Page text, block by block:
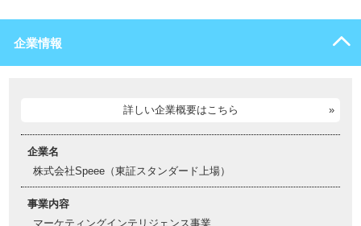
企業情報
詳しい企業概要はこちら
企業名
株式会社Speee（東証スタンダード上場）
事業内容
マーケティングインテリジェンス事業